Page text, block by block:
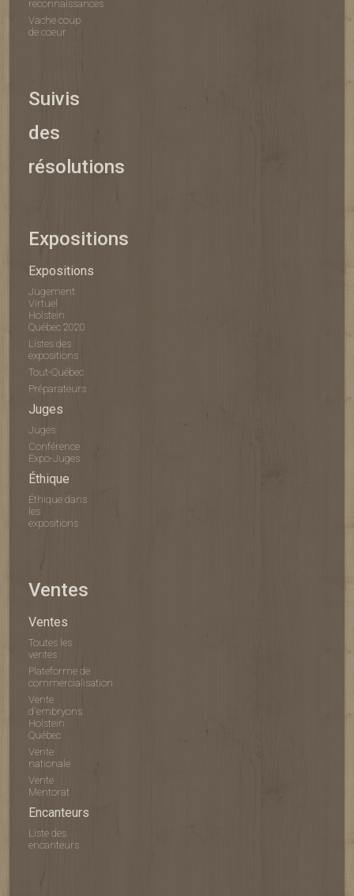
reconnaissances
Vache coup
de coeur
Suivis
des
résolutions
Expositions
Expositions
Jugement
Virtuel
Holstein
Québec 2020
Listes des
expositions
Tout-Québec
Préparateurs
Juges
Juges
Conférence
Expo-Juges
Éthique
Éthique dans
les
expositions
Ventes
Ventes
Toutes les
ventes
Plateforme de
commercialisation
Vente
d'embryons
Holstein
Québec
Vente
nationale
Vente
Mentorat
Encanteurs
Liste des
encanteurs